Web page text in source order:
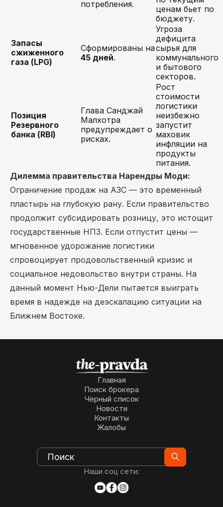
потребления.
ценам бьет по
бюджету.
Запасы
сжиженного
газа (LPG)
Сформированы на
45 дней.
Угроза
дефицита
сырья для
коммунального
и бытового
секторов.
Позиция
Резервного
банка (RBI)
Глава Санджай
Малхотра
предупреждает о
рисках.
Рост
стоимости
логистики
неизбежно
запустит
маховик
инфляции на
продукты
питания.
Дилемма правительства Нарендры Моди:
Ограничение продаж на АЗС — это временный
пластырь на глубокую рану. Если правительство
продолжит субсидировать розницу, это истощит
государственные НПЗ. Если отпустит цены —
мгновенное удорожание логистики
спровоцирует продовольственный кризис и
социальное недовольство внутри страны. На
данный момент Нью-Дели пытается выиграть
время в надежде на деэскалацию ситуации на
Ближнем Востоке.
Главная
Поиск брокера
Чёрный список
Новости
Контакты
Жалобы
Наши соц сети: